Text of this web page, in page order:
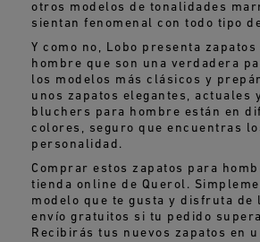
otros modelos de tonalidades
sientan fenomenal con todo tipo
Y como no, Lobo presenta
hombre que son una verdadera
los modelos más clásicos y
unos zapatos elegantes, actuales
bluchers para hombre están en
colores, seguro que encuentras
personalidad.
Comprar estos zapatos para
tienda online de Querol.
modelo que te gusta y disfruta de
envío gratuitos si tu pedido
Recibirás tus nuevos zapatos en